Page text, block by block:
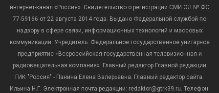
интернет-канал «Россия». Свидетельство о регистрации СМИ ЭЛ № ФС
77-59166 от 22 августа 2014 года. Выдано Федеральной службой по
надзору в сфере связи, информационных технологий и массовых
коммуникаций. Учредитель: Федеральное государственное унитарное
предприятие «Всероссийская государственная телевизионная и
радиовещательная компания». Главный редактор Главной редакции
ГИК "Россия" - Панина Елена Валерьевна. Главный редактор сайта:
Ильина Н.Г. Электронная почта редакции: redaktor@gtrk39.ru. Телефон: